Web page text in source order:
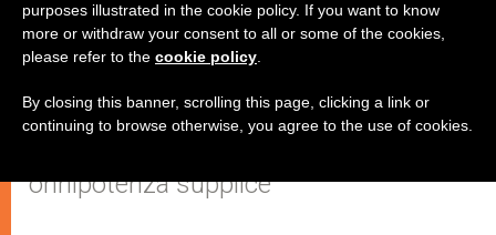
Maria la mamma
La certezza rassicurante di avere una
“onnipotenza supplice”
purposes illustrated in the cookie policy. If you want to know
more or withdraw your consent to all or some of the cookies,
please refer to the cookie policy
By closing this banner, scrolling this page, clicking a link or
continuing to browse otherwise, you agree to the use of cookies.